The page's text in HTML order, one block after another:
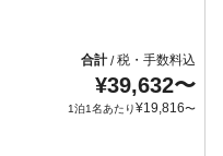
合計/税・手数料込
¥39,632〜
1泊1名あたり¥19,816〜